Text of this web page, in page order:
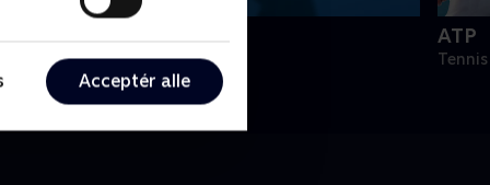
Acceptér alle
ATP
Tennis